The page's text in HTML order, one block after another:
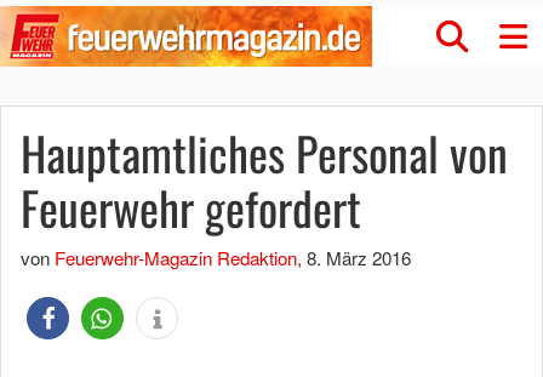
Hauptamtliches Personal von
Feuerwehr gefordert
von Feuerwehr-Magazin Redaktion, 8. März 2016